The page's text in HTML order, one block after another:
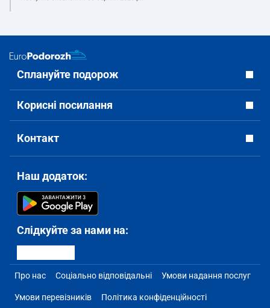
Сплануйте подорож
Корисні посилання
Контакт
Наш додаток:
Слідкуйте за нами на:
Про нас Соціально відповідальні Умови надання послуг
Умови перевізників Політика конфіденційності